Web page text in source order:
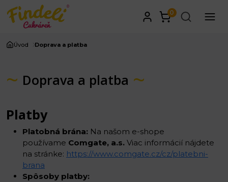
0
Úvod Doprava a platba
Doprava a platba
Platby
Platobná brána: Na našom e-shope
používame Comgate, a.s. Viac informácií nájdete
na stránke: https://www.comgate.cz/cz/platebni-
brana
Spôsoby platby: